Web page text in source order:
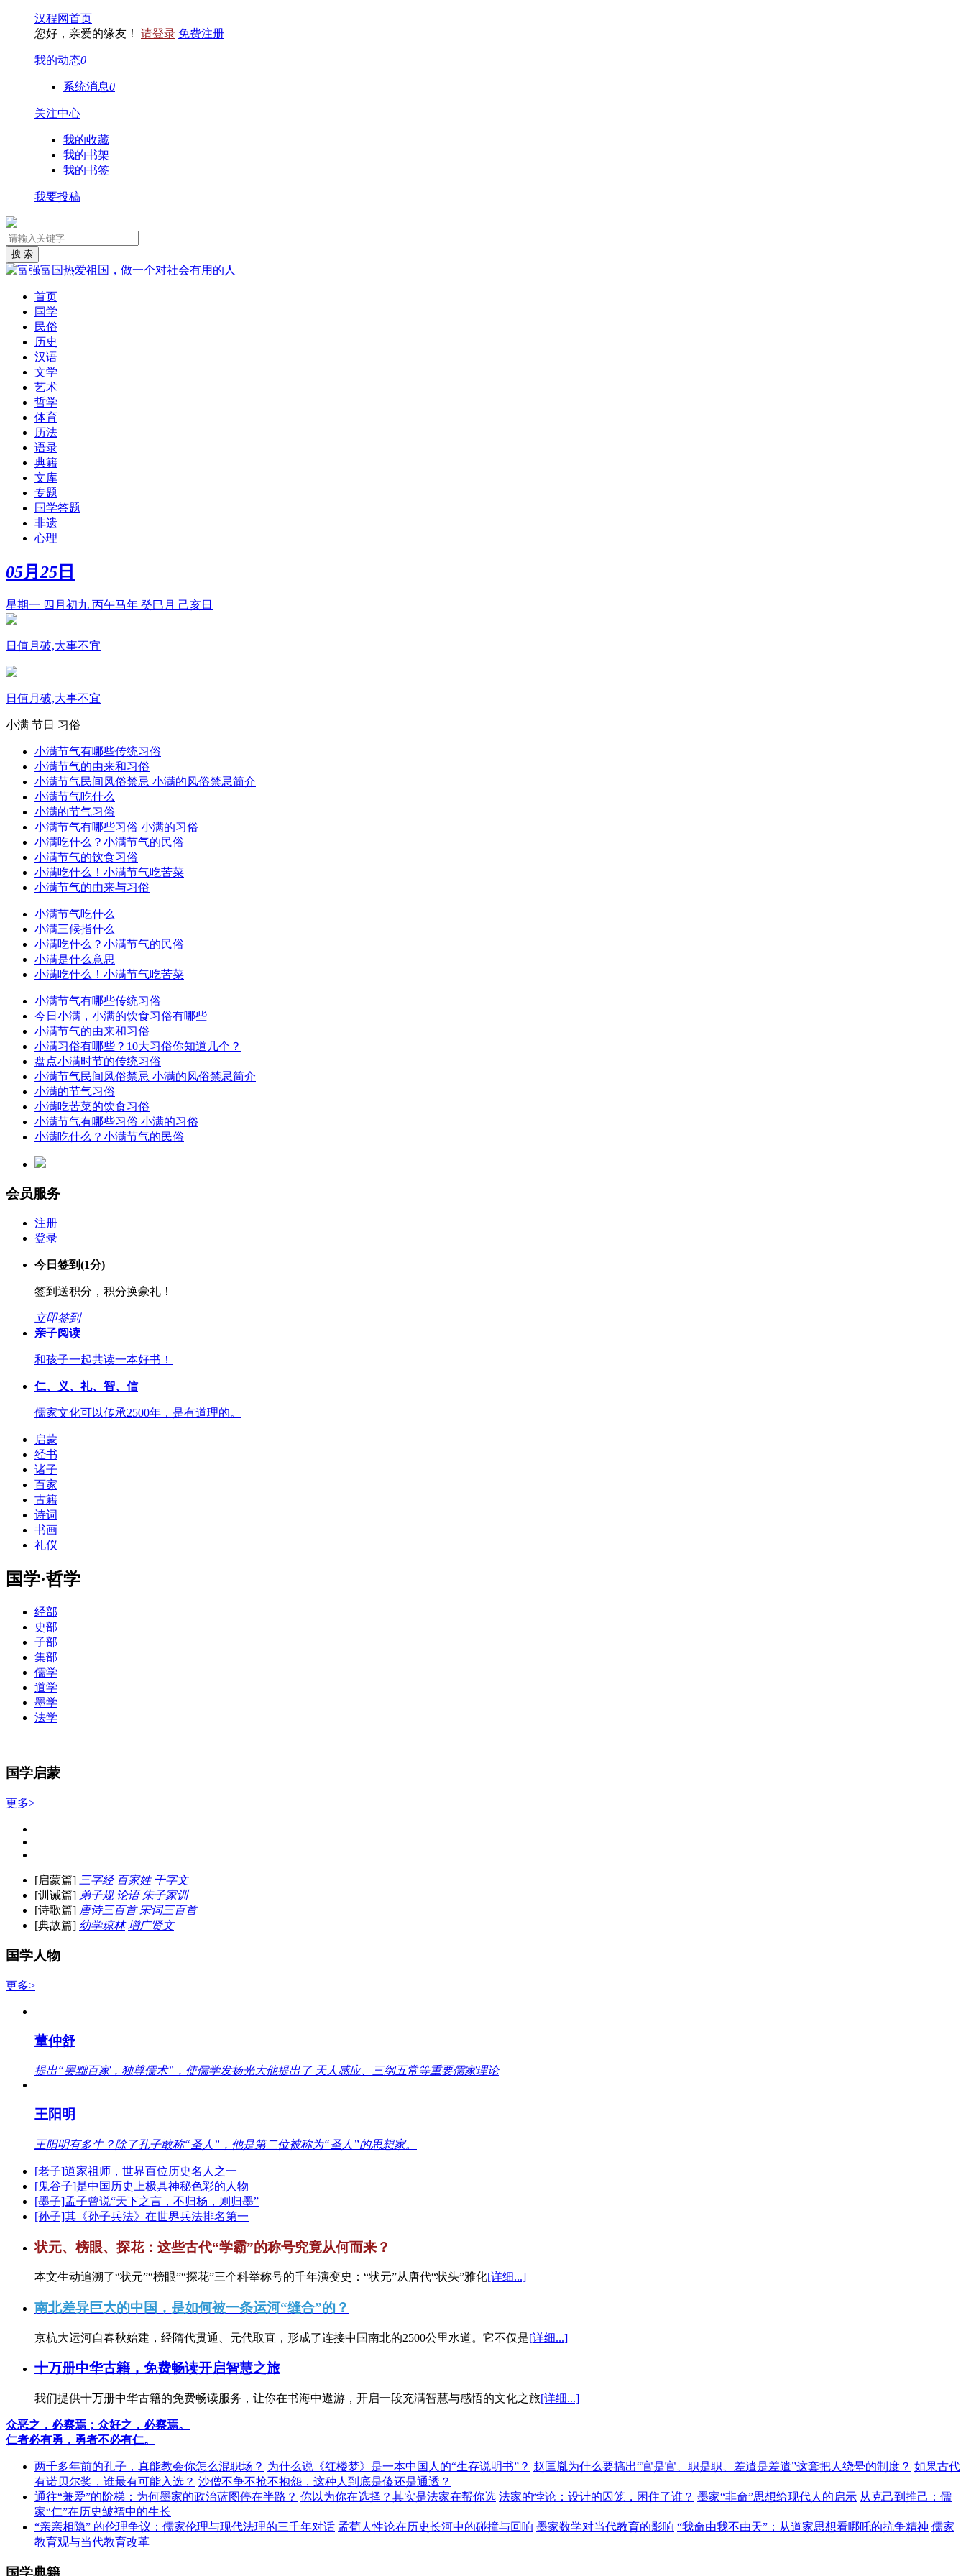
汉程网首页
您好，亲爱的缘友！ 请登录 免费注册
我的动态0
系统消息0
关注中心
我的收藏
我的书架
我的书签
我要投稿
首页
国学
民俗
历史
汉语
文学
艺术
哲学
体育
历法
语录
典籍
文库
专题
国学答题
非遗
心理
05月 25 日
星期一 四月初九 丙午马年 癸巳月 己亥日
日值月破,大事不宜
日值月破,大事不宜
小满 节日 习俗
小满节气有哪些传统习俗
小满节气的由来和习俗
小满节气民间风俗禁忌 小满的风俗禁忌简介
小满节气吃什么
小满的节气习俗
小满节气有哪些习俗 小满的习俗
小满吃什么？小满节气的民俗
小满节气的饮食习俗
小满吃什么！小满节气吃苦菜
小满节气的由来与习俗
小满节气吃什么
小满三候指什么
小满吃什么？小满节气的民俗
小满是什么意思
小满吃什么！小满节气吃苦菜
小满节气有哪些传统习俗
今日小满，小满的饮食习俗有哪些
小满节气的由来和习俗
小满习俗有哪些？10大习俗你知道几个？
盘点小满时节的传统习俗
小满节气民间风俗禁忌 小满的风俗禁忌简介
小满的节气习俗
小满吃苦菜的饮食习俗
小满节气有哪些习俗 小满的习俗
小满吃什么？小满节气的民俗
会员服务
注册
登录
今日签到(1分)
签到送积分，积分换豪礼！
立即签到
亲子阅读
和孩子一起共读一本好书！
仁、义、礼、智、信
儒家文化可以传承2500年，是有道理的。
启蒙
经书
诸子
百家
古籍
诗词
书画
礼仪
国学·哲学
经部
史部
子部
集部
儒学
道学
墨学
法学
国学启蒙
更多>
[启蒙篇] 三字经 百家姓 千字文
[训诫篇] 弟子规 论语 朱子家训
[诗歌篇] 唐诗三百首 宋词三百首
[典故篇] 幼学琼林 增广贤文
国学人物
更多>
董仲舒
提出“罢黜百家，独尊儒术”，使儒学发扬光大他提出了 天人感应、三纲五常等重要儒家理论
王阳明
王阳明有多牛？除了孔子敢称“圣人”，他是第二位被称为“圣人”的思想家。
[老子]道家祖师，世界百位历史名人之一
[鬼谷子]是中国历史上极具神秘色彩的人物
[墨子]孟子曾说“天下之言，不归杨，则归墨”
[孙子]其《孙子兵法》在世界兵法排名第一
状元、榜眼、探花：这些古代“学霸”的称号究竟从何而来？
本文生动追溯了“状元”“榜眼”“探花”三个科举称号的千年演变史：“状元”从唐代“状头”雅化[详细...]
南北差异巨大的中国，是如何被一条运河“缝合”的？
京杭大运河自春秋始建，经隋代贯通、元代取直，形成了连接中国南北的2500公里水道。它不仅是[详细...]
十万册中华古籍，免费畅读开启智慧之旅
我们提供十万册中华古籍的免费畅读服务，让你在书海中遨游，开启一段充满智慧与感悟的文化之旅[详细...]
众恶之，必察焉；众好之，必察焉。
仁者必有勇，勇者不必有仁。
两千多年前的孔子，真能教会你怎么混职场？ 为什么说《红楼梦》是一本中国人的“生存说明书”？ 赵匡胤为什么要搞出“官是官、职是职、差遣是差遣”这套把人绕晕的制度？ 如果古代
有诺贝尔奖，谁最有可能入选？ 沙僧不争不抢不抱怨，这种人到底是傻还是通透？
通往“兼爱”的阶梯：为何墨家的政治蓝图停在半路？ 你以为你在选择？其实是法家在帮你选 法家的悖论：设计的囚笼，困住了谁？ 墨家“非命”思想给现代人的启示 从克己到推己：儒
家“仁”在历史皱褶中的生长
“亲亲相隐” 的伦理争议：儒家伦理与现代法理的三千年对话 孟荀人性论在历史长河中的碰撞与回响 墨家数学对当代教育的影响 “我命由我不由天”：从道家思想看哪吒的抗争精神 儒家
教育观与当代教育改革
国学典籍